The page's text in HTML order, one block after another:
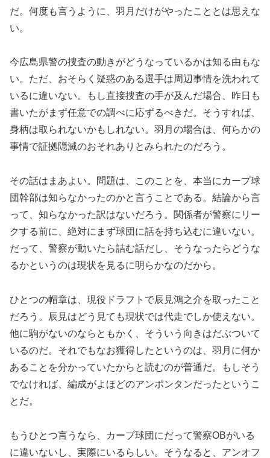
だ。何度も言うように、羽月だけがやったこととは思えな
い。
今広島県警の捜査の動きがどうなっているかは知る由もな
い。ただ、おそらく疑惑のある選手は周辺事情を洗われて
いるに違いない。もし直接捜査の手が及んだ場合、昨日も
書いたがまず任意での調べに応ずるべきだ。そうすれば、
身柄は取られないかもしれない。羽月の場合は、何らかの
事情で証拠隠滅のおそれありとみられたのだろう。
その話はまあよい。問題は、このことを、本当にカープ球
団幹部は知らなかったのかと言うことである。結論から言
って、知らなかった訳はないだろう。関係者が警察にリー
クする前に、絶対にまず球団に話を持ち込むに違いない。
だって、警察が動いたら詰む話だし、そうなったらどうな
るかというのは現状を見るに明らかなのだから。
ひとつの帽章は、現役ドラフトで辰見鴻之介を取ったこと
だろう。辰見はどう見ても現状では代走でしか使えない。
他に駒がないのならともかく、そういう向きはだぶついて
いるのだ。それでもなお獲得したというのは、羽月に何か
あることを分かっていたからと読むのが普通だ。もしそう
でなければ、編成がよほどのアンポンタンだったというこ
とだ。
もうひとつ言うなら、カープ球団にだって警察OBがいる
に違いないし、実際にいるらしい。そうなると、アンオフ